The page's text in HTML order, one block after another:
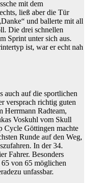
mit dem
ließ aber die Tür
und ballerte mit all
Die drei schnellen
Sprint unter sich aus.
ist, war er echt nah
auch auf die sportlichen
versprach richtig guten
Herrmann Radteam,
Voskuhl vom Skull
Cycle Göttingen machte
Runde auf den Weg,
In der 34.
Fahrer. Besonders
von 65 möglichen
unfassbar.